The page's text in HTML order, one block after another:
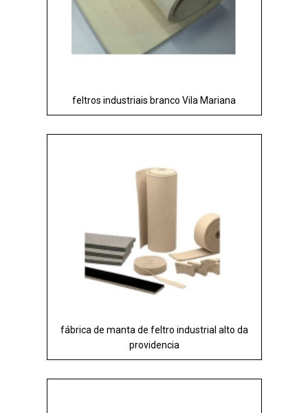
feltros industriais branco Vila Mariana
fábrica de manta de feltro industrial alto da
providencia